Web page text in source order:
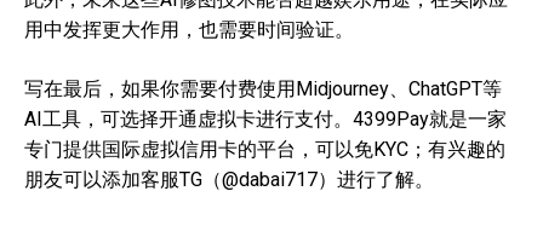
用中发挥更大作用，也需要时间验证。
写在最后，如果你需要付费使用Midjourney、ChatGPT等
AI工具，可选择开通虚拟卡进行支付。4399Pay就是一家
专门提供国际虚拟信用卡的平台，可以免KYC；有兴趣的
朋友可以添加客服TG（@dabai717）进行了解。